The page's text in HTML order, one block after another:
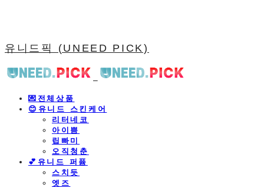
유니드픽 (UNEED PICK)
💌전체상품
😊유니드 스킨케어
리터네코
아이쁨
립빠미
오직청춘
💕유니드 퍼퓸
스치듯
엣즈